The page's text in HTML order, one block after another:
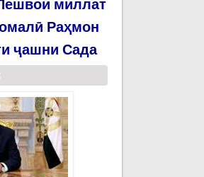
миллат
Раҳмон
ҷашни Сада